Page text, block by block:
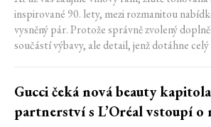
inspirované 90. lety, mezi rozmanitou
vysněný pár. Protože správně zvolený
součástí výbavy, ale detail, jenž dotáhne celý
Gucci čeká nová beauty
partnerství s L’Oréal vstoupí